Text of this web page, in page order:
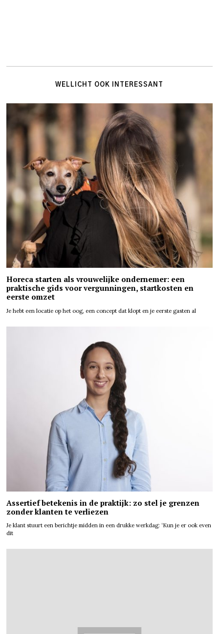
WELLICHT OOK INTERESSANT
Horeca starten als vrouwelijke ondernemer: een
praktische gids voor vergunningen, startkosten en
eerste omzet
Je hebt een locatie op het oog, een concept dat klopt en je eerste gasten al
Assertief betekenis in de praktijk: zo stel je grenzen
zonder klanten te verliezen
Je klant stuurt een berichtje midden in een drukke werkdag: ‘Kun je er ook even
dit